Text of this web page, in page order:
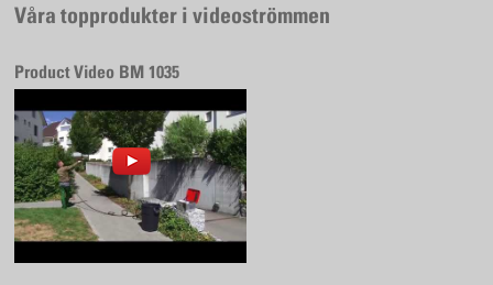
Våra topprodukter i videoströmmen
Product Video BM 1035